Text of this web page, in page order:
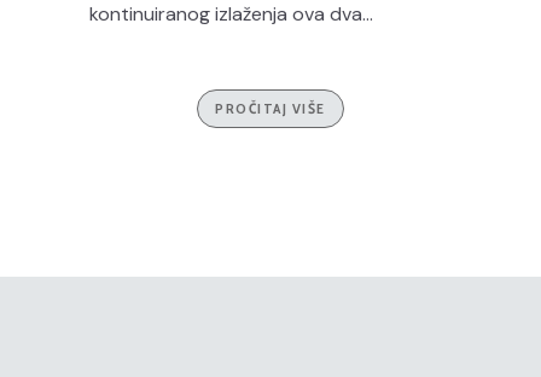
kontinuiranog izlaženja ova dva...
PROČITAJ VIŠE